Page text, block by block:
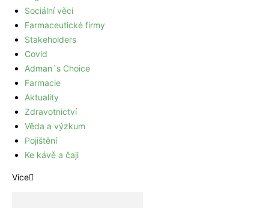
Sociální věci
Farmaceutické firmy
Stakeholders
Covid
Adman´s Choice
Farmacie
Aktuality
Zdravotnictví
Věda a výzkum
Pojištění
Ke kávě a čaji
Více